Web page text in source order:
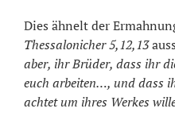
Dies ähnelt der
Thessalonicher 5,12,13
aber, ihr Brüder, dass ihr
euch arbeiten…, und dass
achtet um ihres Werkes